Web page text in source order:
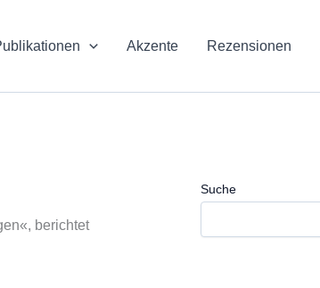
Akzente Rezensionen
berichtet
Suche